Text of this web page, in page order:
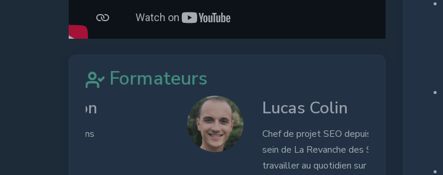
Formateurs
Lucas Colin
Chef de projet SEO depuis maintenant 2 ans au
sein de La Revanche des Sites, j'ai la chance de
travailler au quotidien sur différentes